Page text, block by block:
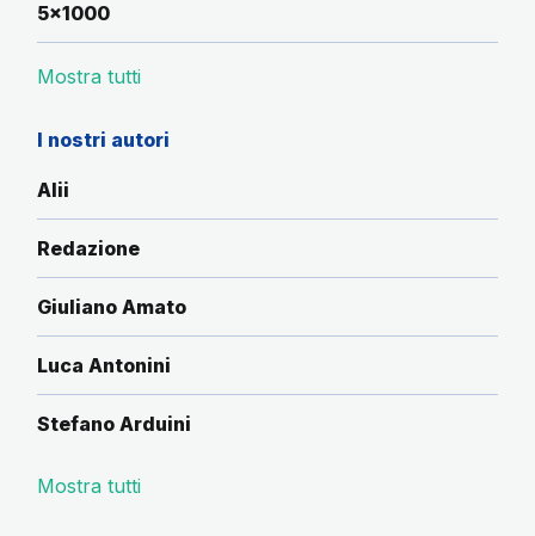
5x1000
Mostra tutti
I nostri autori
Alii
Redazione
Giuliano Amato
Luca Antonini
Stefano Arduini
Mostra tutti